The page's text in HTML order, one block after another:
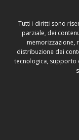
Tutti i diritti sono
parziale, dei
memorizzazione,
distribuzione dei
tecnologica, supporto